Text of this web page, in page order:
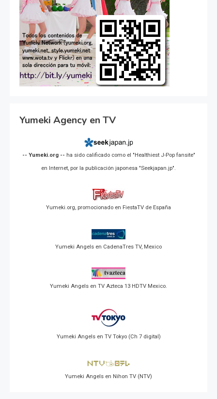
Yumeki Agency en TV
-- Yumeki.org -- ha sido calificado como el "Healthiest J-Pop fansite"
en Internet, por la publicación japonesa "Seekjapan.jp".
Yumeki.org, promocionado en FiestaTV de España
Yumeki Angels en CadenaTres TV, Mexico
Yumeki Angels en TV Azteca 13 HDTV Mexico.
Yumeki Angels en TV Tokyo (Ch 7 digital)
Yumeki Angels en Nihon TV (NTV)